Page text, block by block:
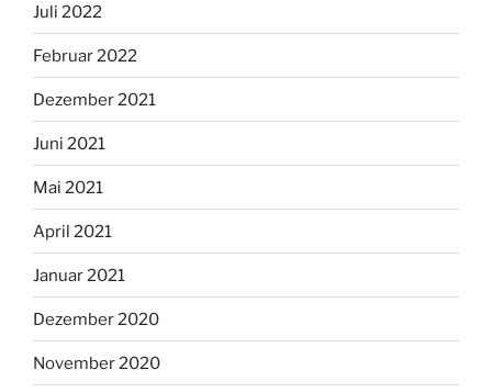
Juli 2022
Februar 2022
Dezember 2021
Juni 2021
Mai 2021
April 2021
Januar 2021
Dezember 2020
November 2020